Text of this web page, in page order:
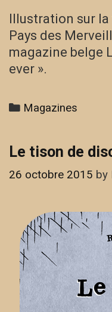
Illustration sur la
Pays des
magazine belge
ever ».
Categories
Magazines
Le tison de
26 octobre 2015 by